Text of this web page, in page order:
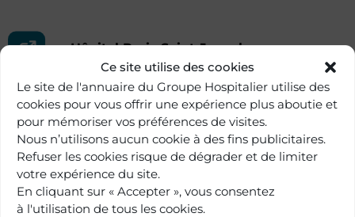
Ce site utilise des cookies
Le site de l'annuaire du Groupe Hospitalier utilise des
cookies pour vous offrir une expérience plus aboutie et
pour mémoriser vos préférences de visites.
Nous n’utilisons aucun cookie à des fins publicitaires.
Refuser les cookies risque de dégrader et de limiter
votre expérience du site.
En cliquant sur « Accepter », vous consentez
à l'utilisation de tous les cookies.
Hôpital Paris Saint-Joseph
Institut des varices